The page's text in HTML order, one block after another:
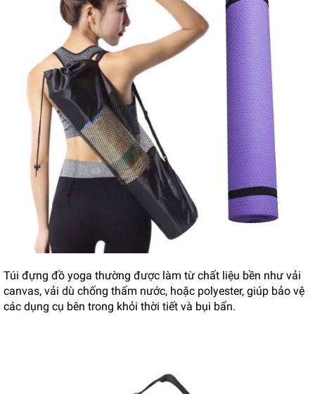
Túi đựng đồ yoga thường được làm từ chất liệu bền như vải
canvas, vải dù chống thấm nước, hoặc polyester, giúp bảo vệ
các dụng cụ bên trong khỏi thời tiết và bụi bẩn.